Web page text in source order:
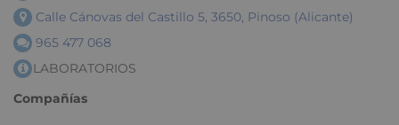
Calle Cánovas del Castillo 5, 3650, Pinoso (Alicante)
965 477 068
LABORATORIOS
Compañías